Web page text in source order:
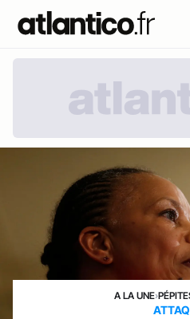
A LA UNE›